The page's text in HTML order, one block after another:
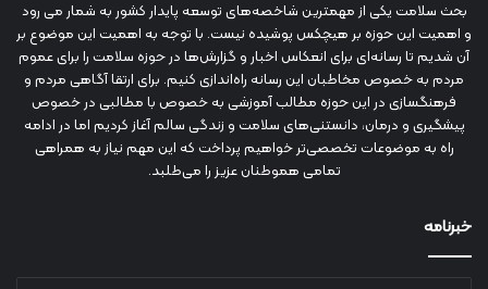
بحث سلامت یکی از مهمترین شاخصه‌های توسعه پایدار کشور به شمار می رود
و اهمیت این حوزه بر هیچکس پوشیده نیست. با توجه به اهمیت این موضوع بر
آن شدیم تا رسانه‌ای برای انعکاس اخبار و گزارش‌ها در حوزه سلامت را برای عموم
مردم به خصوص مخاطبان این رسانه راه‌اندازی کنیم. برای ارتقا آگاهی مردم و
فرهنگسازی در این حوزه مطالب آموزشی به خصوص با مطالبی در خصوص
پیشگیری و درمان، دانستنی‌های سلامت و زندگی سالم آغاز کردیم اما در ادامه
راه به موضوعات تخصصی‌تر خواهیم پرداخت که این مهم نیاز به همراهی
تمامی هموطنان عزیز را می‌طلبد.
خبرنامه